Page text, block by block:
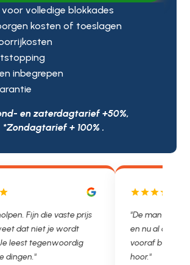
volledige blokkades
kosten of toeslagen
inbegrepen
en zaterdagtarief +50%,
*Zondagtarief + 100% .
net weg. 11.00 gebeld
voor een vast en
tarief. Lekker
"Wat een fijn
met een
je niet zo goed
Ontstoppen.nl